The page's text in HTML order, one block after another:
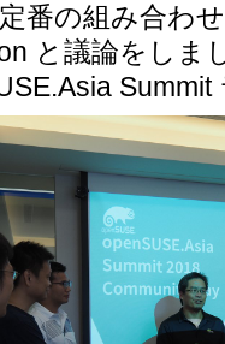
番の組み合わ
と議論をしま